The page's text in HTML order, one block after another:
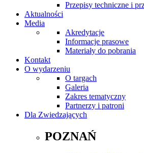
Przepisy techniczne i
Aktualności
Media
Akredytacje
Informacje prasowe
Materiały do pobrania
Kontakt
O wydarzeniu
O targach
Galeria
Zakres tematyczny
Partnerzy i patroni
Dla Zwiedzających
POZNAŃ